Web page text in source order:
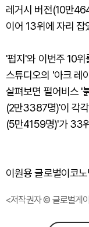
레거시 버전(10만
이어 13위에 자리 잡
'펍지'와 이번주 10
스튜디오의 '아크 레
살펴보면 펄어비스 '
(2만3387명)'이 각
(5만4159명)'가 33
이원용 글로벌이코
<저작권자 © 글로벌게